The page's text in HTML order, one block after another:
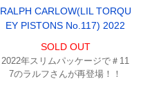
RALPH CARLOW(LIL TORQU
EY PISTONS No.117) 2022
SOLD OUT
2022年スリムパッケージで＃11
7のラルフさんが再登場！！